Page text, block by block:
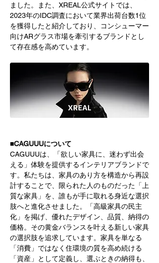
ました。また、XREAL公式サイトでは、
2023年のIDC調査において業界出荷台数1位
を獲得したと紹介しており、コンシューマー
向けARグラス市場を牽引するブランドとし
て存在感を高めています。
■CAGUUUについて
CAGUUUは、「欲しい家具に、迷わず出会
える」体験を提供するインテリアブランドで
す。私たちは、家具のあり方を構造から再設
計することで、限られた人のものだった「上
質な家具」を、誰もが手に取れる身近な選択
肢へと進化させました。「高級家具の民主
化」を掲げ、優れたデザイン、品質、納得の
価格。その黄金バランスを叶える新しい家具
の選択肢を追求しています。家具を単なる
「消費」ではなく住環境の質を高め続ける
「資産」として定義し、選ぶときの納得も、